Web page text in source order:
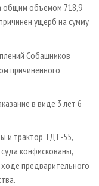
общим объемом 718,9
ущерб на сумму
Собашников
причиненного
в виде 3 лет 6
и трактор ТДТ-55,
конфискованы,
предварительного